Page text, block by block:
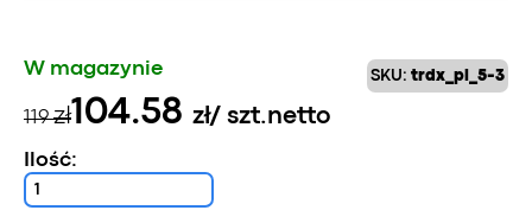
SKU: trdx_pl_5-3
W magazynie
119zł
Pierwotna
cena
wynosiła:
104.58 zł
Aktualna
cena
wynosi:
/ szt.netto
Ilość: